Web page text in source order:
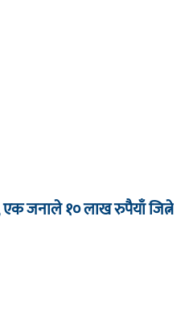
एक जनाले १० लाख रुपैयाँ जित्ने